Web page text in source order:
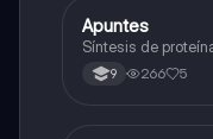
Biologia
Apuntes
Síntesis de
9 266 5